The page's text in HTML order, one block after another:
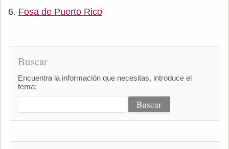
Fosa de Puerto Rico
Buscar
Encuentra la información que necesitas, introduce el
tema: